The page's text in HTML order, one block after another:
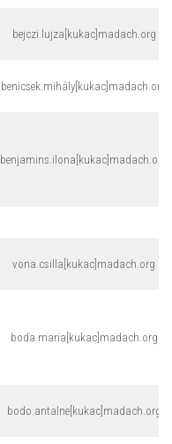
bejczi.lujza[kukac]madach.org
benicsek.mihály[kukac]madach.org
benjamins.ilona[kukac]madach.org
vona.csilla[kukac]madach.org
boda.maria[kukac]madach.org
bodo.antalne[kukac]madach.org